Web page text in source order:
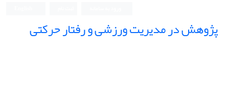
پژوهش در مدیریت ورزشی و رفتار حرکتی